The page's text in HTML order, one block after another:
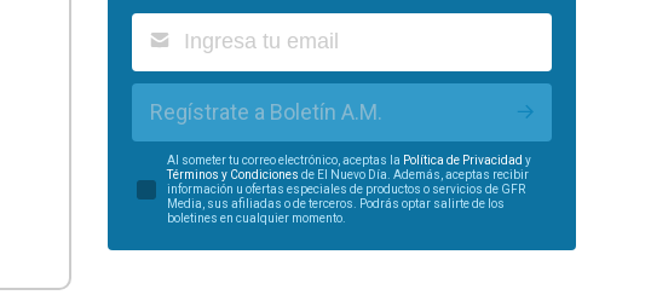
Regístrate a Boletín A.M.
Al someter tu correo electrónico, aceptas la Política de Privacidad y
Términos y Condiciones de El Nuevo Día. Además, aceptas recibir
información u ofertas especiales de productos o servicios de GFR
Media, sus afiliadas o de terceros. Podrás optar salirte de los
boletines en cualquier momento.